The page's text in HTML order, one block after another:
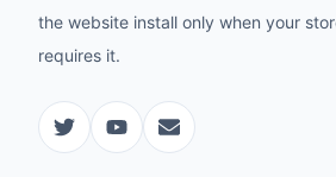
the website install only when your
requires it.